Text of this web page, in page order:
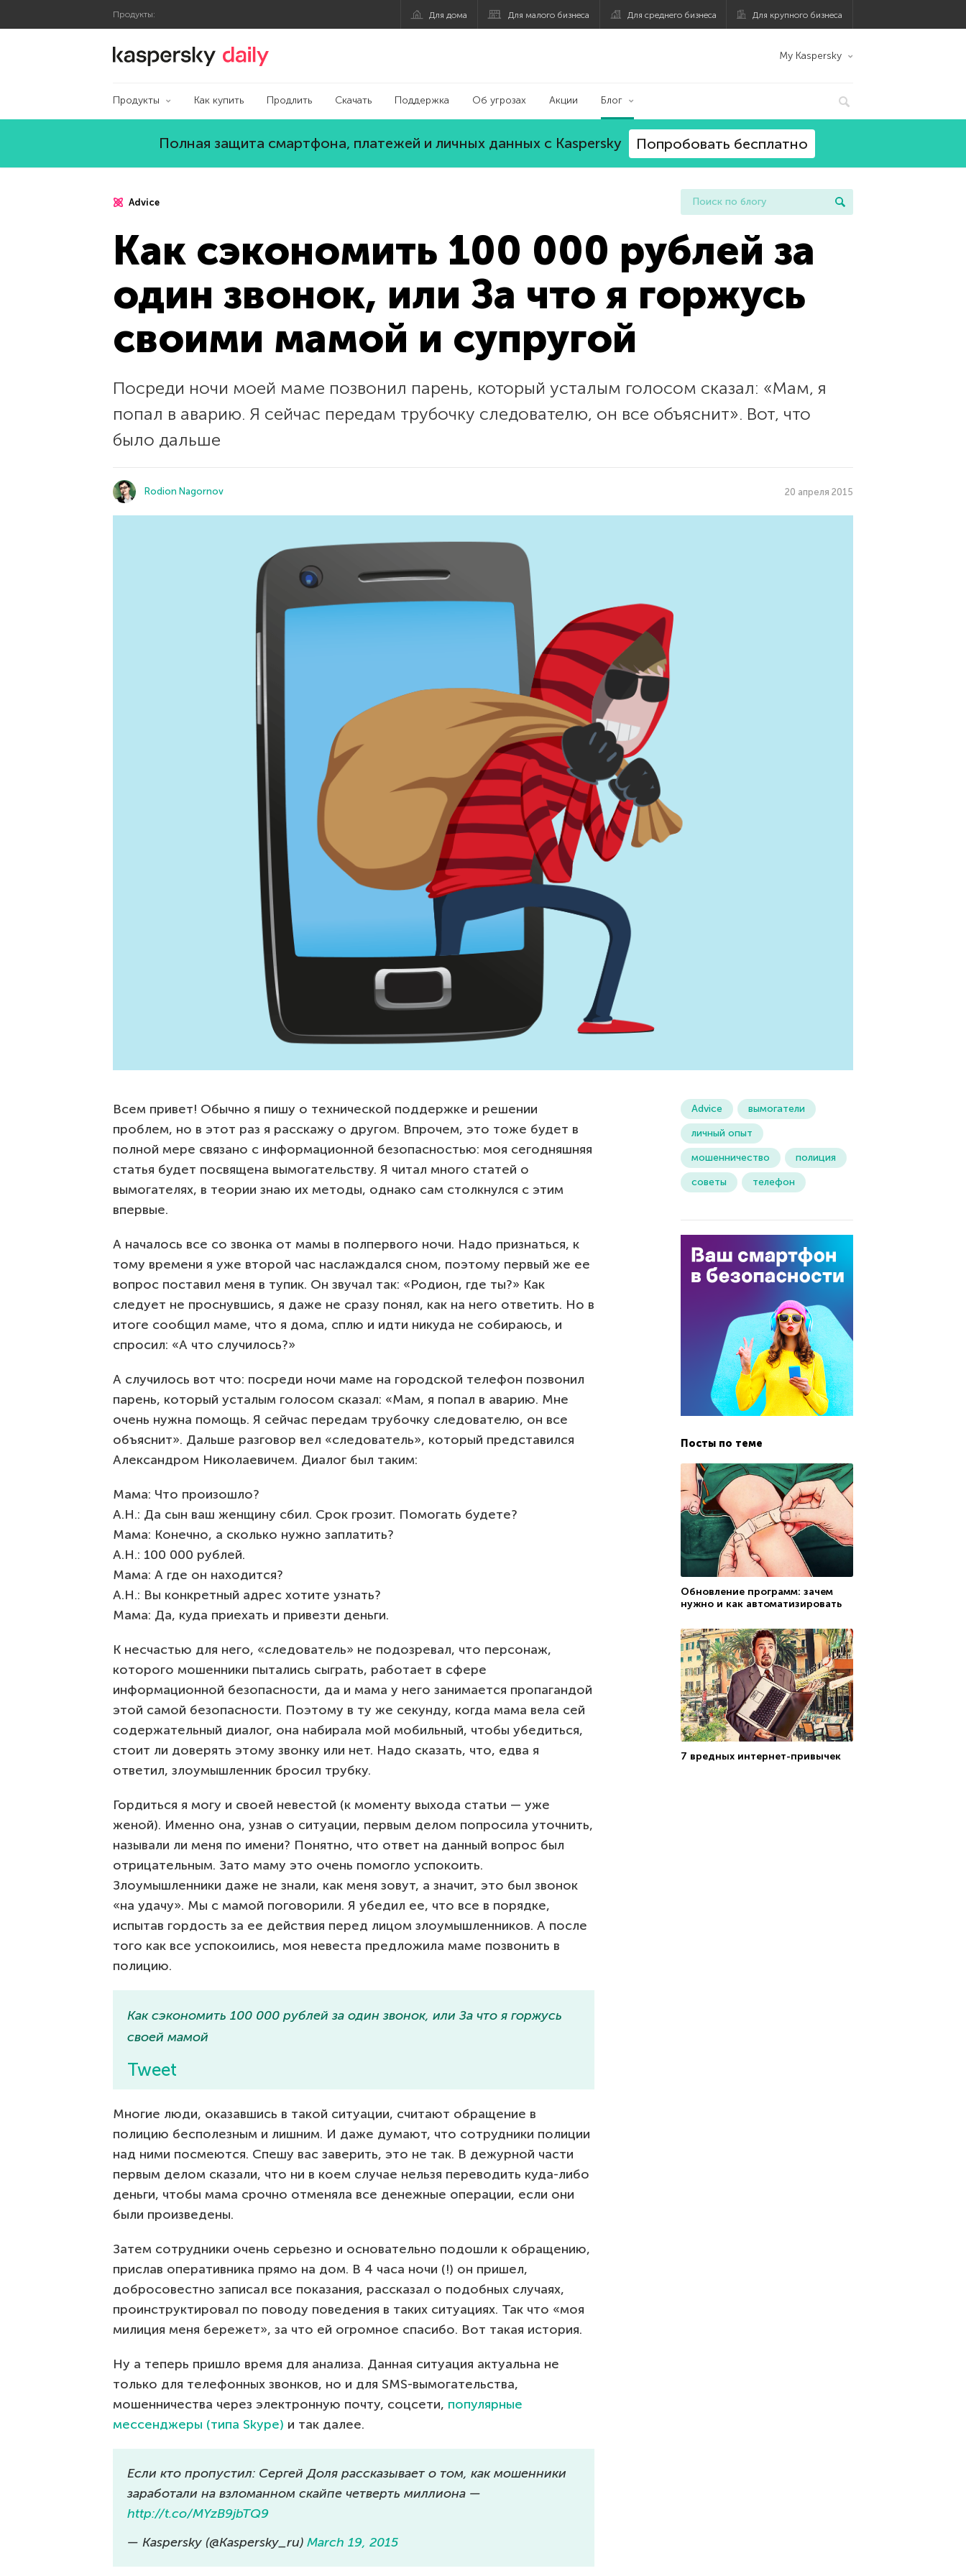
Продукты: Для дома Для малого бизнеса Для среднего бизнеса Для крупного бизнеса
Блог Касперского My Kaspersky
Продукты Как купить Продлить Скачать Поддержка Об угрозах Акции Блог
Полная защита смартфона, платежей и личных данных с Kaspersky Попробовать бесплатно
Advice
Как сэкономить 100 000 рублей за
один звонок, или За что я горжусь
своими мамой и супругой
Посреди ночи моей маме позвонил парень, который усталым голосом сказал: «Мам, я
попал в аварию. Я сейчас передам трубочку следователю, он все объяснит». Вот, что
было дальше
Rodion Nagornov 20 апреля 2015
Всем привет! Обычно я пишу о технической поддержке и решении
проблем, но в этот раз я расскажу о другом. Впрочем, это тоже будет в
полной мере связано с информационной безопасностью: моя сегодняшняя
статья будет посвящена вымогательству. Я читал много статей о
вымогателях, в теории знаю их методы, однако сам столкнулся с этим
впервые.
А началось все со звонка от мамы в полпервого ночи. Надо признаться, к
тому времени я уже второй час наслаждался сном, поэтому первый же ее
вопрос поставил меня в тупик. Он звучал так: «Родион, где ты?» Как
следует не проснувшись, я даже не сразу понял, как на него ответить. Но в
итоге сообщил маме, что я дома, сплю и идти никуда не собираюсь, и
спросил: «А что случилось?»
А случилось вот что: посреди ночи маме на городской телефон позвонил
парень, который усталым голосом сказал: «Мам, я попал в аварию. Мне
очень нужна помощь. Я сейчас передам трубочку следователю, он все
объяснит». Дальше разговор вел «следователь», который представился
Александром Николаевичем. Диалог был таким:
Мама: Что произошло?
А.Н.: Да сын ваш женщину сбил. Срок грозит. Помогать будете?
Мама: Конечно, а сколько нужно заплатить?
А.Н.: 100 000 рублей.
Мама: А где он находится?
А.Н.: Вы конкретный адрес хотите узнать?
Мама: Да, куда приехать и привезти деньги.
К несчастью для него, «следователь» не подозревал, что персонаж,
которого мошенники пытались сыграть, работает в сфере
информационной безопасности, да и мама у него занимается пропагандой
этой самой безопасности. Поэтому в ту же секунду, когда мама вела сей
содержательный диалог, она набирала мой мобильный, чтобы убедиться,
стоит ли доверять этому звонку или нет. Надо сказать, что, едва я
ответил, злоумышленник бросил трубку.
Гордиться я могу и своей невестой (к моменту выхода статьи — уже
женой). Именно она, узнав о ситуации, первым делом попросила уточнить,
называли ли меня по имени? Понятно, что ответ на данный вопрос был
отрицательным. Зато маму это очень помогло успокоить.
Злоумышленники даже не знали, как меня зовут, а значит, это был звонок
«на удачу». Мы с мамой поговорили. Я убедил ее, что все в порядке,
испытав гордость за ее действия перед лицом злоумышленников. А после
того как все успокоились, моя невеста предложила маме позвонить в
полицию.
Как сэкономить 100 000 рублей за один звонок, или За что я горжусь
своей мамой
Tweet
Многие люди, оказавшись в такой ситуации, считают обращение в
полицию бесполезным и лишним. И даже думают, что сотрудники полиции
над ними посмеются. Спешу вас заверить, это не так. В дежурной части
первым делом сказали, что ни в коем случае нельзя переводить куда-либо
деньги, чтобы мама срочно отменяла все денежные операции, если они
были произведены.
Затем сотрудники очень серьезно и основательно подошли к обращению,
прислав оперативника прямо на дом. В 4 часа ночи (!) он пришел,
добросовестно записал все показания, рассказал о подобных случаях,
проинструктировал по поводу поведения в таких ситуациях. Так что «моя
милиция меня бережет», за что ей огромное спасибо. Вот такая история.
Ну а теперь пришло время для анализа. Данная ситуация актуальна не
только для телефонных звонков, но и для SMS-вымогательства,
мошенничества через электронную почту, соцсети, популярные
мессенджеры (типа Skype) и так далее.
Если кто пропустил: Сергей Доля рассказывает о том, как мошенники
заработали на взломанном скайпе четверть миллиона —
http://t.co/MYzB9jbTQ9
— Kaspersky (@Kaspersky_ru) March 19, 2015
Advice
вымогатели
личный опыт
мошенничество
полиция
советы
телефон
Посты по теме
Обновление программ: зачем
нужно и как автоматизировать
7 вредных интернет-привычек